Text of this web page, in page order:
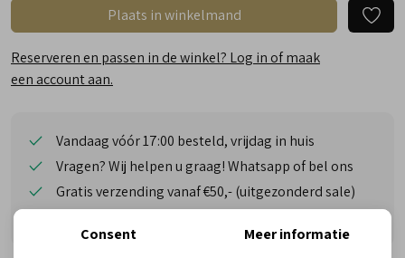
Plaats in winkelmand
Reserveren en passen in de winkel? Log in of maak
een account aan.
Vandaag vóór 17:00 besteld, vrijdag in huis
Vragen? Wij helpen u graag! Whatsapp of bel ons
Gratis verzending vanaf €50,- (uitgezonderd sale)
Consent Meer informatie